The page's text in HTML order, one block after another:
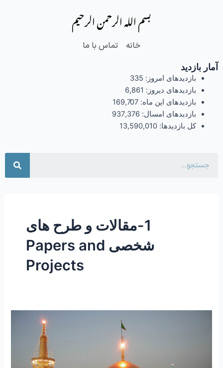
بسم الله الرحمن الرحیم
خانه تماس با ما
آمار بازدید
بازدیدهای امروز: 335
بازدیدهای دیروز: 6,861
بازدیدهای این ماه: 169,707
بازدیدهای امسال: 937,376
کل بازدیدها: 13,590,010
1-مقالات و طرح های
شخصی Papers and
Projects